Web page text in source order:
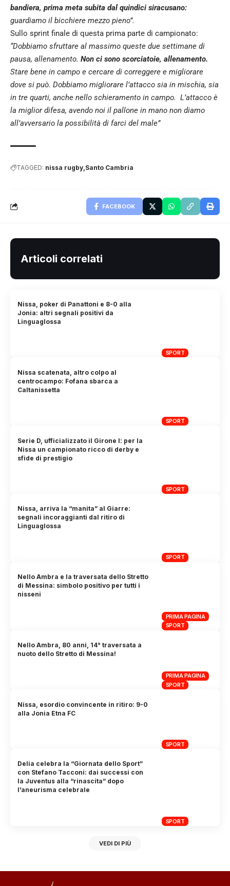
bandiera, prima meta subita dal quindici siracusano:
guardiamo il bicchiere mezzo pieno”.
Sullo sprint finale di questa prima parte di campionato:
“Dobbiamo sfruttare al massimo queste due settimane di
pausa, allenamento. Non ci sono scorciatoie, allenamento.
Stare bene in campo e cercare di correggere e migliorare
dove si può. Dobbiamo migliorare l’attacco sia in mischia, sia
in tre quarti, anche nello schieramento in campo. L’attacco è
la miglior difesa, avendo noi il pallone in mano non diamo
all’avversario la possibilità di farci del male”
TAGGED: nissa rugby Santo Cambria
FACEBOOK
Articoli correlati
SPORT
Nissa, poker di Panattoni e 8-0 alla
Jonia: altri segnali positivi da
Linguaglossa
SPORT
Nissa scatenata, altro colpo al
centrocampo: Fofana sbarca a
Caltanissetta
SPORT
Serie D, ufficializzato il Girone I: per la
Nissa un campionato ricco di derby e
sfide di prestigio
SPORT
Nissa, arriva la “manita” al Giarre:
segnali incoraggianti dal ritiro di
Linguaglossa
PRIMA PAGINA
SPORT
Nello Ambra e la traversata dello Stretto
di Messina: simbolo positivo per tutti i
nisseni
PRIMA PAGINA
SPORT
Nello Ambra, 80 anni, 14° traversata a
nuoto dello Stretto di Messina!
SPORT
Nissa, esordio convincente in ritiro: 9-0
alla Jonia Etna FC
SPORT
Delia celebra la “Giornata dello Sport”
con Stefano Tacconi: dai successi con
la Juventus alla “rinascita” dopo
l’aneurisma celebrale
VEDI DI PIÙ